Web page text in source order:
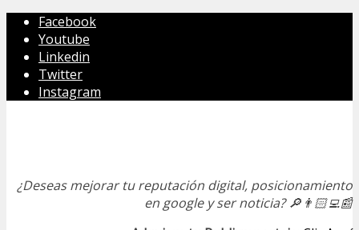
Facebook
Youtube
Linkedin
Twitter
Instagram
¿Deseas mejorar tu reputación digital, posicionamiento
en google y ser noticia?🔎👨🏻‍💻📰